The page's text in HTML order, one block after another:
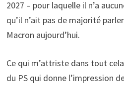
2027 – pour laquelle il n’a
qu’il n’ait pas de majorité
Macron aujourd’hui.
Ce qui m’attriste dans tout
du PS qui donne l’impression